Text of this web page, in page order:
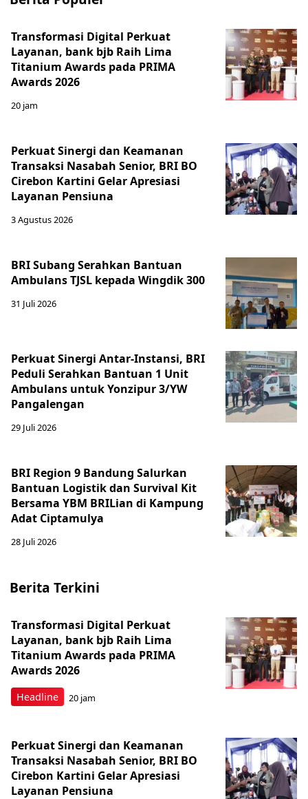
Transformasi Digital Perkuat
Layanan, bank bjb Raih Lima
Titanium Awards pada PRIMA
Awards 2026
20 jam
Perkuat Sinergi dan Keamanan
Transaksi Nasabah Senior, BRI BO
Cirebon Kartini Gelar Apresiasi
Layanan Pensiuna
3 Agustus 2026
BRI Subang Serahkan Bantuan
Ambulans TJSL kepada Wingdik 300
31 Juli 2026
Perkuat Sinergi Antar-Instansi, BRI
Peduli Serahkan Bantuan 1 Unit
Ambulans untuk Yonzipur 3/YW
Pangalengan
29 Juli 2026
BRI Region 9 Bandung Salurkan
Bantuan Logistik dan Survival Kit
Bersama YBM BRILian di Kampung
Adat Ciptamulya
28 Juli 2026
Berita Terkini
Headline
Transformasi Digital Perkuat
Layanan, bank bjb Raih Lima
Titanium Awards pada PRIMA
Awards 2026
20 jam
Perkuat Sinergi dan Keamanan
Transaksi Nasabah Senior, BRI BO
Cirebon Kartini Gelar Apresiasi
Layanan Pensiuna